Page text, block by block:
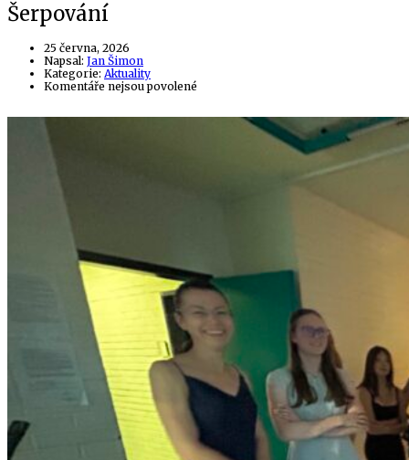
Šerpování
25 června, 2026
Napsal: Author
Jan Šimon
Kategorie: Aktuality
Komentáře nejsou povolené